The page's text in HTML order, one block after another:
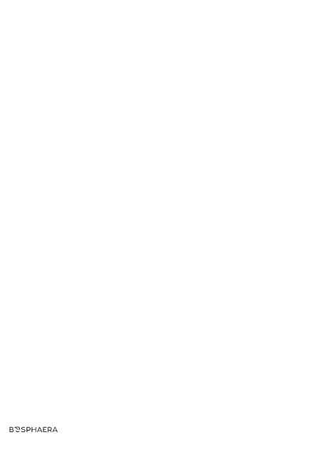
NAZWA
PRODUCENTA: